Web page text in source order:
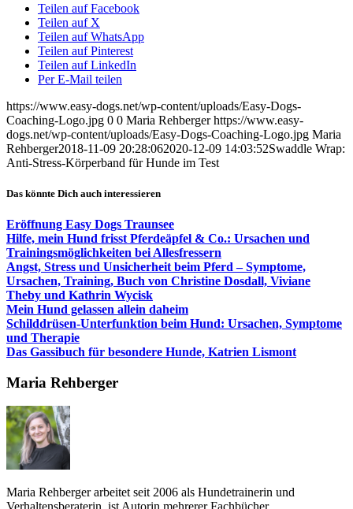
Teilen auf Facebook
Teilen auf X
Teilen auf WhatsApp
Teilen auf Pinterest
Teilen auf LinkedIn
Per E-Mail teilen
https://www.easy-dogs.net/wp-content/uploads/Easy-Dogs-
Coaching-Logo.jpg 0 0 Maria Rehberger https://www.easy-
dogs.net/wp-content/uploads/Easy-Dogs-Coaching-Logo.jpg Maria
Rehberger2018-11-09 20:28:062020-12-09 14:03:52Swaddle Wrap:
Anti-Stress-Körperband für Hunde im Test
Das könnte Dich auch interessieren
Eröffnung Easy Dogs Traunsee
Hilfe, mein Hund frisst Pferdeäpfel & Co.: Ursachen und
Trainingsmöglichkeiten bei Allesfressern
Angst, Stress und Unsicherheit beim Pferd – Symptome,
Ursachen, Training, Buch von Christine Dosdall, Viviane
Theby und Kathrin Wycisk
Mein Hund gelassen allein daheim
Schilddrüsen-Unterfunktion beim Hund: Ursachen, Symptome
und Therapie
Das Gassibuch für besondere Hunde, Katrien Lismont
Maria Rehberger
Maria Rehberger arbeitet seit 2006 als Hundetrainerin und